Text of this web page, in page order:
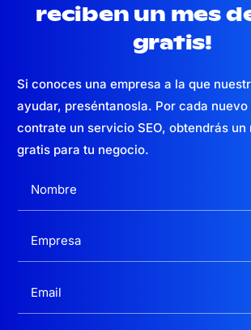
reciben un mes
gratis!
Si conoces una empresa a la que
ayudar, preséntanosla. Por cada
contrate un servicio SEO, obtendrás un
gratis para tu negocio.